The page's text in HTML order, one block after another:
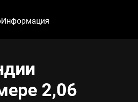
Информация
2,06